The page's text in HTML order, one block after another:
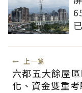
← 上一篇
六都五大餘屋
化、資金雙重考